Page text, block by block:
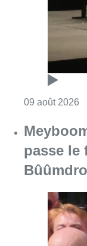
09 août 2026
passe le